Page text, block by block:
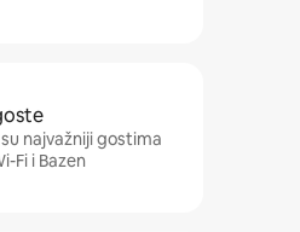
najvažniji gostima
Fi i Bazen